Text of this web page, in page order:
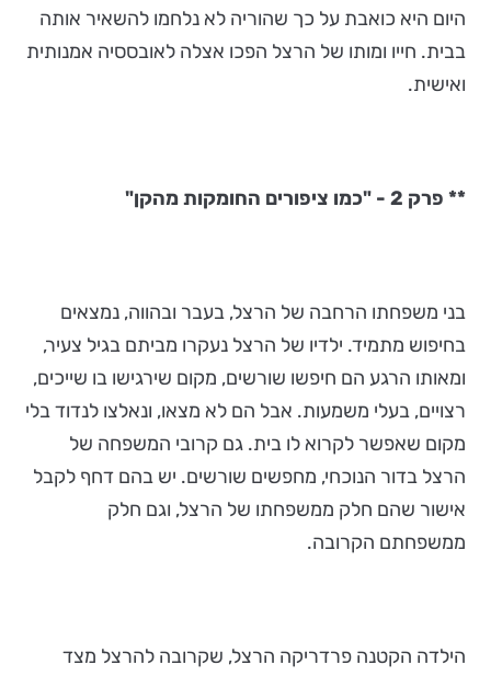
היום היא כואבת על כך שהוריה לא נלחמו להשאיר אותה
בבית. חייו ומותו של הרצל הפכו אצלה לאובססיה אמנותית
ואישית.
** פרק 2 - "כמו ציפורים החומקות מהקן"
בני משפחתו הרחבה של הרצל, בעבר ובהווה, נמצאים
בחיפוש מתמיד. ילדיו של הרצל נעקרו מביתם בגיל צעיר,
ומאותו הרגע הם חיפשו שורשים, מקום שירגישו בו שייכים,
רצויים, בעלי משמעות. אבל הם לא מצאו, ונאלצו לנדוד בלי
מקום שאפשר לקרוא לו בית. גם קרובי המשפחה של
הרצל בדור הנוכחי, מחפשים שורשים. יש בהם דחף לקבל
אישור שהם חלק ממשפחתו של הרצל, וגם חלק
ממשפחתם הקרובה.
הילדה הקטנה פרדריקה הרצל, שקרובה להרצל מצד